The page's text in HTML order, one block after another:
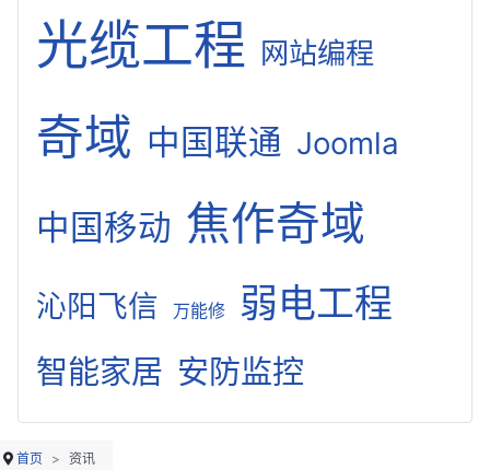
光缆工程 网站编程
奇域 中国联通 Joomla
中国移动 焦作奇域
沁阳飞信 万能修 弱电工程
智能家居 安防监控
首页 资讯